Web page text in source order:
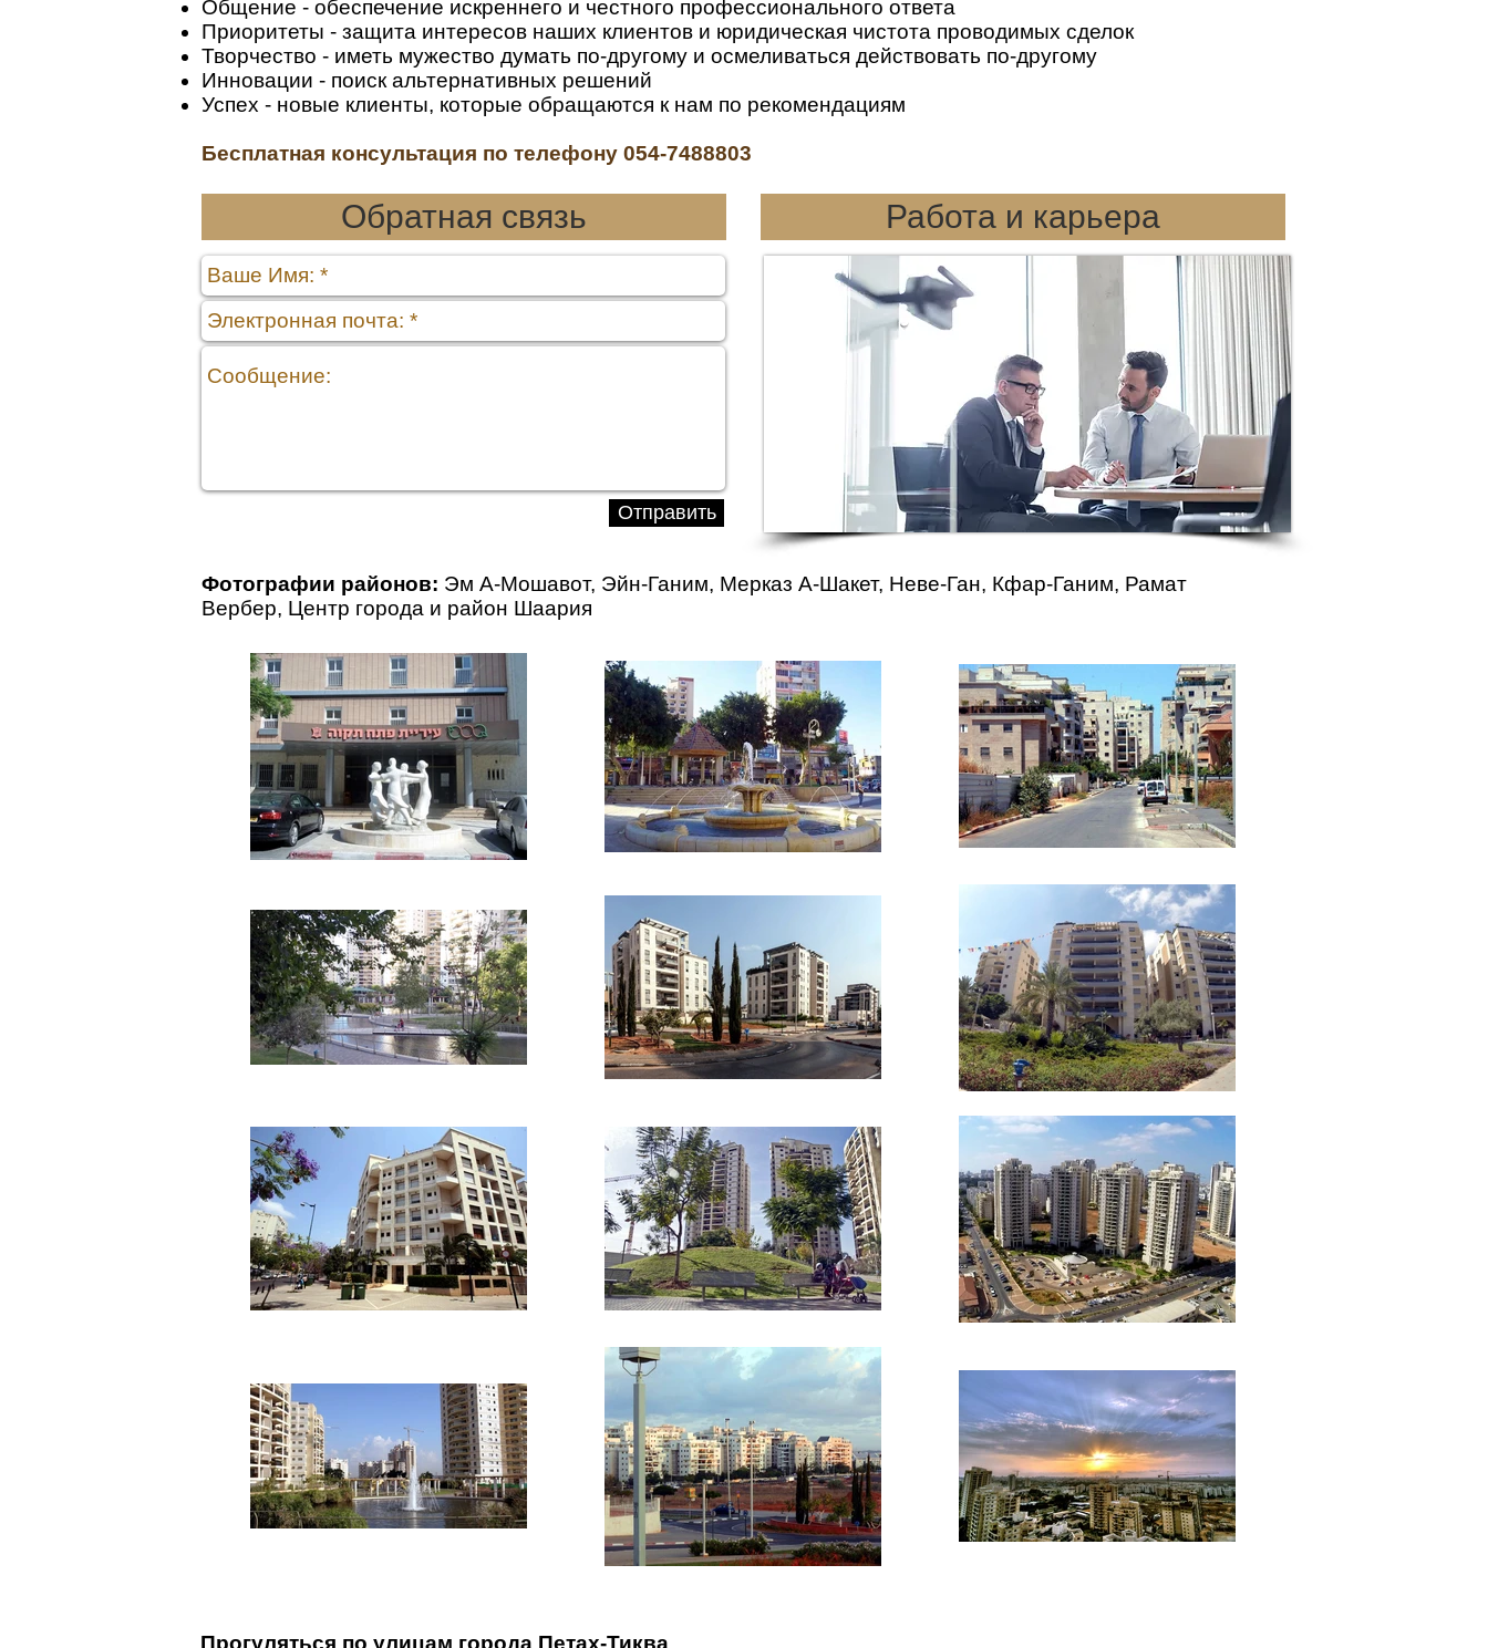
Общение - обеспечение искреннего и честного профессионального ответа
Приоритеты - защита интересов наших клиентов и юридическая чистота проводимых сделок
Творчество - иметь мужество думать по-другому и осмеливаться действовать по-другому
Инновации - поиск альтернативных решений
Успех - новые клиенты, которые обращаются к нам по рекомендациям
Бесплатная консультация по телефону 054-7488803
Обратная связь
Отправить
Работа и карьера
Фотографии районов: Эм А-Мошавот, Эйн-Ганим, Мерказ А-Шакет, Неве-Ган, Кфар-Ганим, Рамат
Вербер, Центр города и район Шаария
Прогуляться по улицам города Петах-Тиква